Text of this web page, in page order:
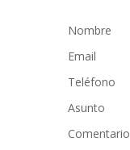
Nombre
Email
Teléfono
Asunto
Comentario